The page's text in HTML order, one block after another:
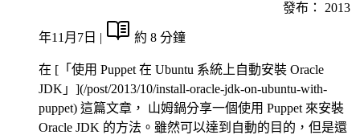
發布： 2013
年11月7日 | 約 8 分鐘
在 [「使用 Puppet 在 Ubuntu 系統上自動安裝 Oracle
JDK」](/post/2013/10/install-oracle-jdk-on-ubuntu-with-
puppet) 這篇文章， 山姆鍋分享一個使用 Puppet 來安裝
Oracle JDK 的方法。雖然可以達到自動的目的，但是還